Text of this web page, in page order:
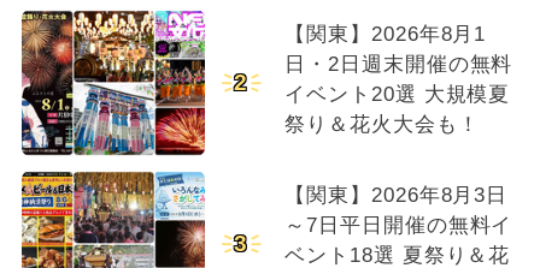
2
【関東】2026年8月1
日・2日週末開催の無料
イベント20選 大規模夏
祭り＆花火大会も！
3
【関東】2026年8月3日
～7日平日開催の無料イ
ベント18選 夏祭り＆花